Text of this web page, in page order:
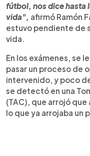
fútbol, nos dice hasta
vida", afirmó Ramón
estuvo pendiente de
vida.
En los exámenes, se
pasar un proceso de
intervenido, y poco
se detectó en una
(TAC), que arrojó
lo que ya arrojaba un